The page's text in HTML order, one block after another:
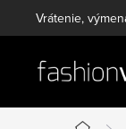
na
Vrátenie,